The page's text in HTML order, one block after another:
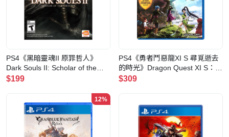
PS4《黑暗靈魂II 原罪哲人》
Dark Souls II: Scholar of the
First Sin(中英韓文合版)
$199
PS4《勇者鬥惡龍XI S 尋覓逝去
的時光》Dragon Quest XI S：
Echoes of an Elusive Age(英文
$309
12%